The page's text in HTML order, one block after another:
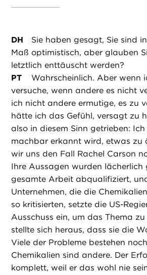
DH
Sie haben gesagt, Sie sind
Maß optimistisch, aber glauben
letztlich enttäuscht werden?
PT
Wahrscheinlich. Aber wenn
versuche, wenn andere es nicht
ich nicht andere ermutige, es zu
hätte ich das Gefühl, versagt zu
also in diesem Sinn getrieben:
machbar erkannt wird, etwas zu
wir uns den Fall Rachel Carson
Ihre Aussagen wurden lächerlich
gesamte Arbeit abqualifiziert,
Unternehmen, die die
so kritisierten, setzte die US-
Ausschuss ein, um das Thema zu
stellte sich heraus, dass sie die
Viele der Probleme bestehen
Chemikalien sind andere. Der
komplett, weil er das wohl nie